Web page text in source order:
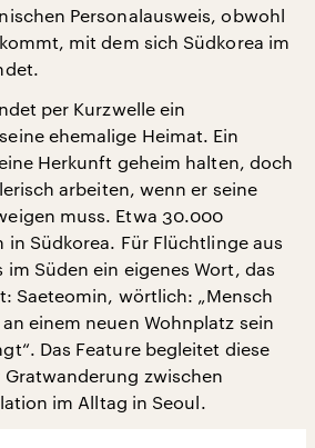
Personalausweis, obwohl
mit dem sich Südkorea im
per Kurzwelle ein
ehemalige Heimat. Ein
Herkunft geheim halten, doch
arbeiten, wenn er seine
muss. Etwa 30.000
in Südkorea. Für Flüchtlinge aus
Süden ein eigenes Wort, das
Saeteomin, wörtlich: „Mensch
einem neuen Wohnplatz sein
Das Feature begleitet diese
zwischen
im Alltag in Seoul.